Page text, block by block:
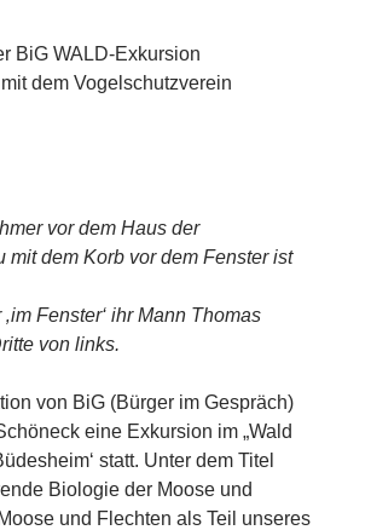
BiG WALD-Exkursion
dem Vogelschutzverein
vor dem Haus der
mit dem Korb vor dem Fenster ist
Fenster‘ ihr Mann Thomas
von links.
von BiG (Bürger im Gespräch)
eine Exkursion im „Wald
statt. Unter dem Titel
Biologie der Moose und
und Flechten als Teil unseres